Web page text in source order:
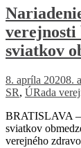
verejnosti
sviatkov
8. apríla 20208.
SR, ÚRada
BRATISLAVA
sviatkov
verejného